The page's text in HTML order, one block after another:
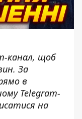
канал, щоб
За
в
Telegram-
на